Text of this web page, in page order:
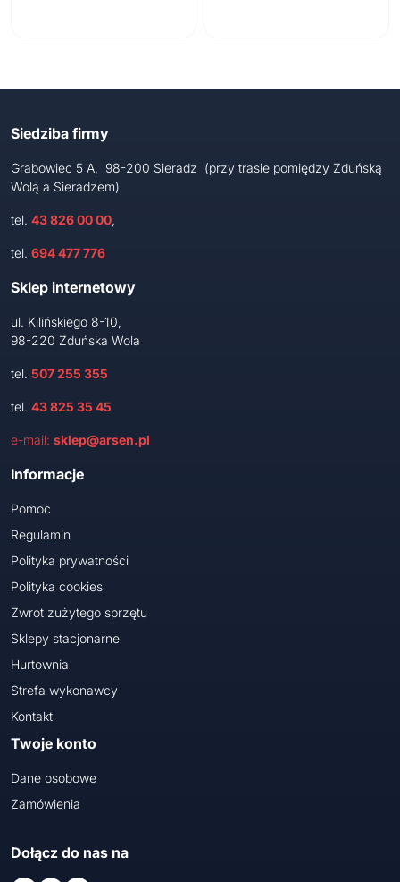
Siedziba firmy
Grabowiec 5 A, 98-200 Sieradz (przy trasie pomiędzy Zduńską
Wolą a Sieradzem)
tel. 43 826 00 00,
tel. 694 477 776
Sklep internetowy
ul. Kilińskiego 8-10,
98-220 Zduńska Wola
tel. 507 255 355
tel. 43 825 35 45
e-mail: sklep@arsen.pl
Informacje
Pomoc
Regulamin
Polityka prywatności
Polityka cookies
Zwrot zużytego sprzętu
Sklepy stacjonarne
Hurtownia
Strefa wykonawcy
Kontakt
Twoje konto
Dane osobowe
Zamówienia
Dołącz do nas na